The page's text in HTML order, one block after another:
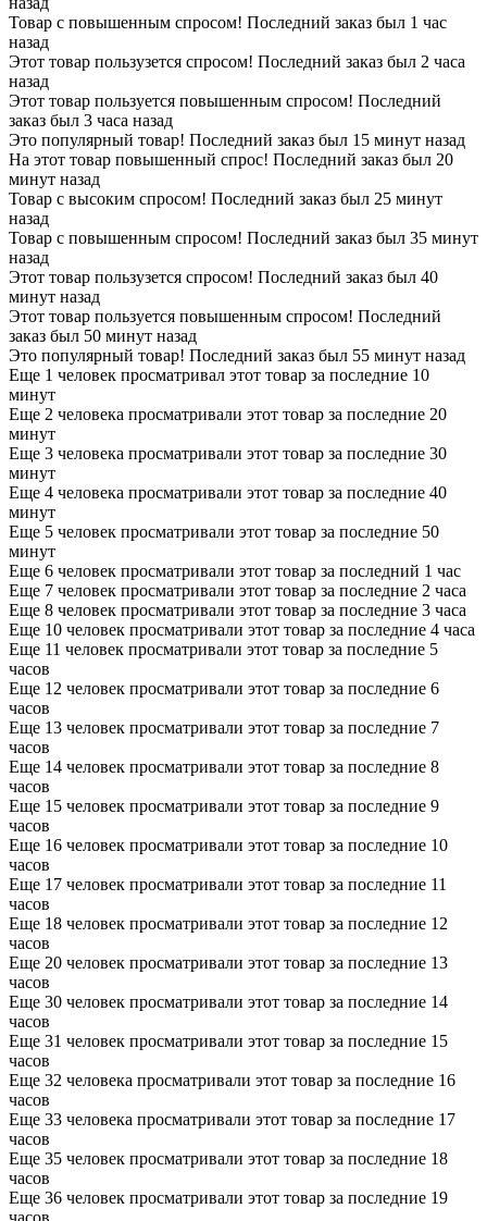
Товар с повышенным спросом! Последний заказ был 1 час
назад
Этот товар пользузется спросом! Последний заказ был 2 часа
назад
Этот товар пользуется повышенным спросом! Последний
заказ был 3 часа назад
Это популярный товар! Последний заказ был 15 минут назад
На этот товар повышенный спрос! Последний заказ был 20
минут назад
Товар с высоким спросом! Последний заказ был 25 минут
назад
Товар с повышенным спросом! Последний заказ был 35 минут
назад
Этот товар пользузется спросом! Последний заказ был 40
минут назад
Этот товар пользуется повышенным спросом! Последний
заказ был 50 минут назад
Это популярный товар! Последний заказ был 55 минут назад
Еще 1 человек просматривал этот товар за последние 10
минут
Еще 2 человека просматривали этот товар за последние 20
минут
Еще 3 человека просматривали этот товар за последние 30
минут
Еще 4 человека просматривали этот товар за последние 40
минут
Еще 5 человек просматривали этот товар за последние 50
минут
Еще 6 человек просматривали этот товар за последний 1 час
Еще 7 человек просматривали этот товар за последние 2 часа
Еще 8 человек просматривали этот товар за последние 3 часа
Еще 10 человек просматривали этот товар за последние 4 часа
Еще 11 человек просматривали этот товар за последние 5
часов
Еще 12 человек просматривали этот товар за последние 6
часов
Еще 13 человек просматривали этот товар за последние 7
часов
Еще 14 человек просматривали этот товар за последние 8
часов
Еще 15 человек просматривали этот товар за последние 9
часов
Еще 16 человек просматривали этот товар за последние 10
часов
Еще 17 человек просматривали этот товар за последние 11
часов
Еще 18 человек просматривали этот товар за последние 12
часов
Еще 20 человек просматривали этот товар за последние 13
часов
Еще 30 человек просматривали этот товар за последние 14
часов
Еще 31 человек просматривали этот товар за последние 15
часов
Еще 32 человека просматривали этот товар за последние 16
часов
Еще 33 человека просматривали этот товар за последние 17
часов
Еще 35 человек просматривали этот товар за последние 18
часов
Еще 36 человек просматривали этот товар за последние 19
часов